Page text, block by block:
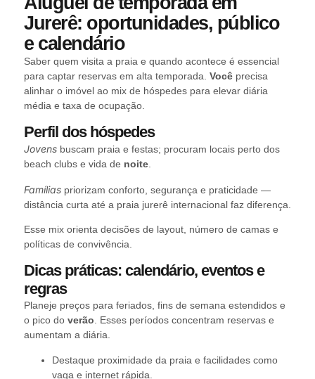
Jurerê: oportunidades, público
e calendário
Saber quem visita a praia e quando acontece é essencial
para captar reservas em alta temporada. Você precisa
alinhar o imóvel ao mix de hóspedes para elevar diária
média e taxa de ocupação.
Perfil dos hóspedes
Jovens buscam praia e festas; procuram locais perto dos
beach clubs e vida de noite
Famílias priorizam conforto, segurança e praticidade —
distância curta até a praia jurerê internacional faz diferença.
Esse mix orienta decisões de layout, número de camas e
políticas de convivência.
Dicas práticas: calendário, eventos e
regras
Planeje preços para feriados, fins de semana estendidos e
o pico do verão. Esses períodos concentram reservas e
aumentam a diária.
Destaque proximidade da praia e facilidades como
vaga e internet rápida.